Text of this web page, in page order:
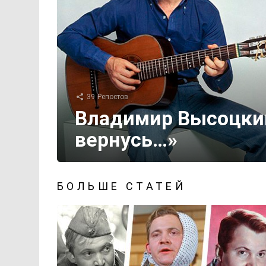
39 Репостов
Владимир
вернусь…»
БОЛЬШЕ СТАТЕЙ